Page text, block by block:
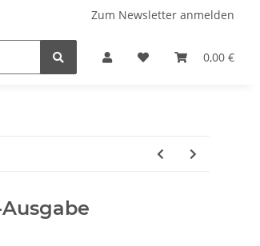
Zum Newsletter anmelden
0,00 €
WINZERATLAS 2026 Lifestyle &